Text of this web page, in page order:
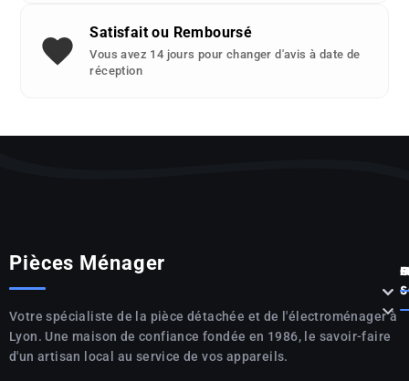
Satisfait ou Remboursé
Vous avez 14 jours pour changer d'avis à date de
réception
Pièces Ménager
Votre spécialiste de la pièce détachée et de l'électroménager à
Lyon. Une maison de confiance fondée en 1986, le savoir-faire
d'un artisan local au service de vos appareils.



